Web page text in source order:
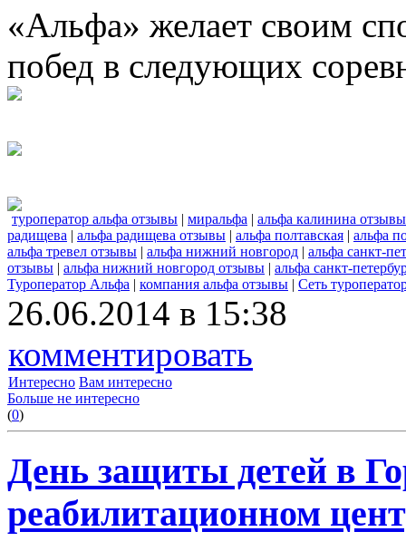
«Альфа» желает своим
побед в следующих
туроператор альфа отзывы | миральфа | альфа калинина отзывы
радищева | альфа радищева отзывы | альфа полтавская | альфа
альфа тревел отзывы | альфа нижний новгород | альфа санкт-
отзывы | альфа нижний новгород отзывы | альфа санкт-
Туроператор Альфа | компания альфа отзывы | Сеть
26.06.2014 в 15:38
комментировать
Интересно Вам интересно
Больше не интересно
(0)
День защиты детей в
реабилитационном